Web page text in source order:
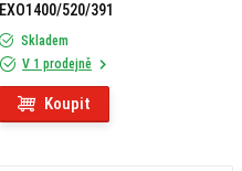
EXO1400/520/391
Skladem
V 1 prodejně
Koupit